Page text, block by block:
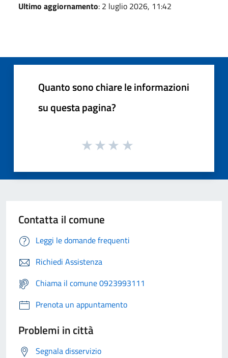
Ultimo aggiornamento: 2 luglio 2026, 11:42
Quanto sono chiare le informazioni
su questa pagina?
Contatta il comune
Leggi le domande frequenti
Richiedi Assistenza
Chiama il comune 0923993111
Prenota un appuntamento
Problemi in città
Segnala disservizio